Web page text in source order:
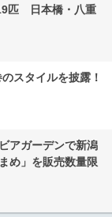
匹 日本橋・八重
スタイルを披露！
アガーデンで新潟
め」を販売数量限